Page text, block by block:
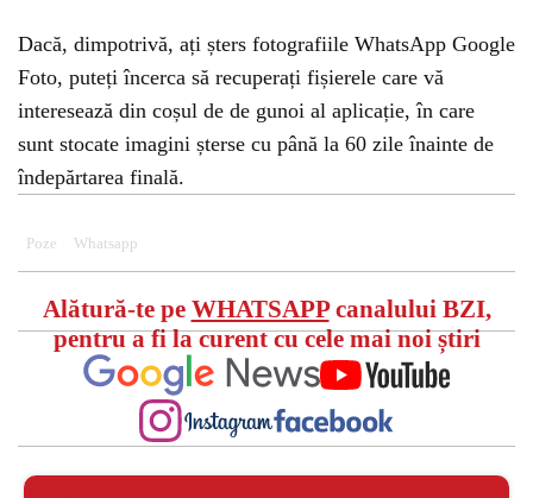
Dacă, dimpotrivă, ați șters fotografiile WhatsApp Google
Foto, puteți încerca să recuperați fișierele care vă
interesează din coșul de de gunoi al aplicație, în care
sunt stocate imagini șterse cu până la 60 zile înainte de
îndepărtarea finală.
Poze Whatsapp
Alătură-te pe WHATSAPPcanalului BZI,
pentru a fi la curent cu cele mai noi știri